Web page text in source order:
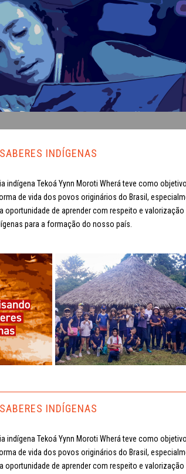
INDÍGENAS
indígena Tekoá Yynn Moroti Wherá teve como
de vida dos povos originários do Brasil,
oportunidade de aprender com respeito e
para a formação do nosso país.
INDÍGENAS
indígena Tekoá Yynn Moroti Wherá teve como
de vida dos povos originários do Brasil,
oportunidade de aprender com respeito e